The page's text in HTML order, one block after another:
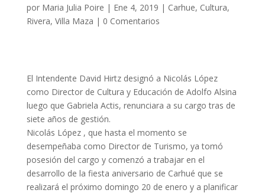
por Maria Julia Poire | Ene 4, 2019 | Carhue, Cultura,
Rivera, Villa Maza | 0 Comentarios
El Intendente David Hirtz designó a Nicolás López
como Director de Cultura y Educación de Adolfo Alsina
luego que Gabriela Actis, renunciara a su cargo tras de
siete años de gestión.
Nicolás López , que hasta el momento se
desempeñaba como Director de Turismo, ya tomó
posesión del cargo y comenzó a trabajar en el
desarrollo de la fiesta aniversario de Carhué que se
realizará el próximo domingo 20 de enero y a planificar